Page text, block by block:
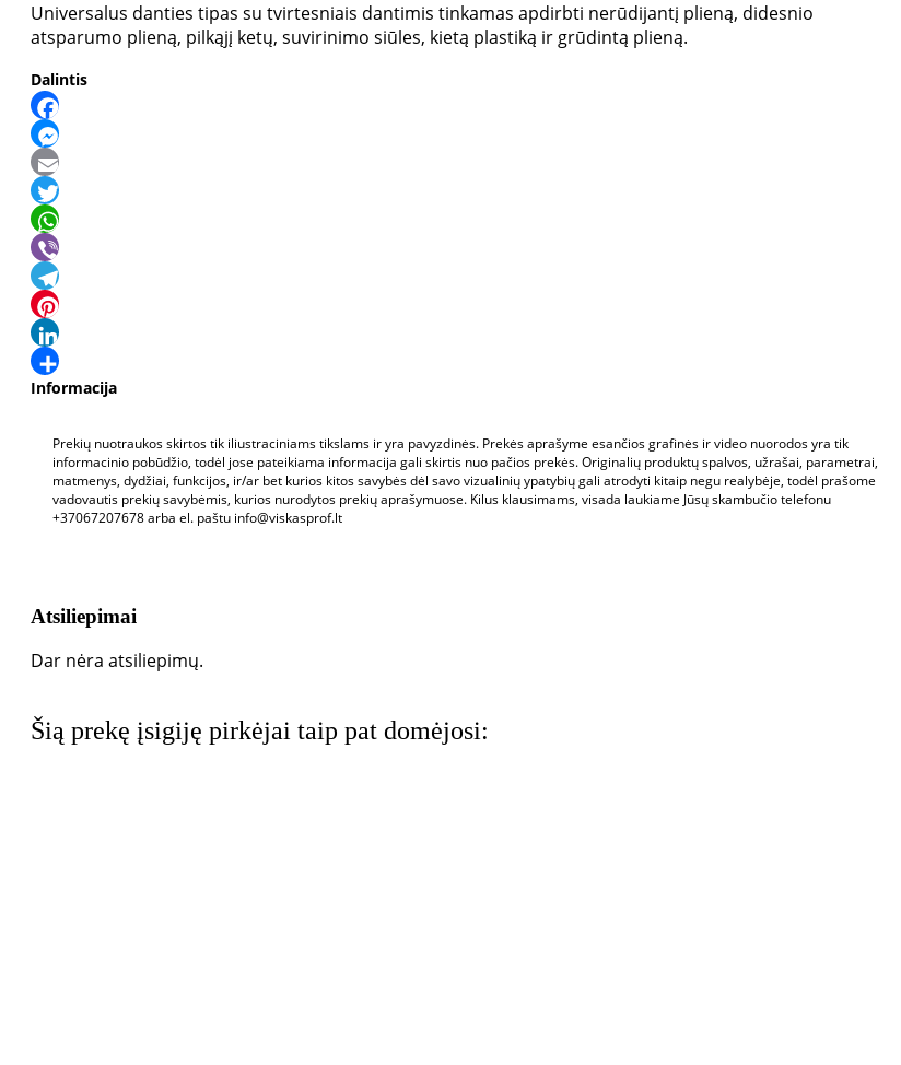
Universalus danties tipas su tvirtesniais dantimis tinkamas apdirbti nerūdijantį plieną, didesnio
atsparumo plieną, pilkąjį ketų, suvirinimo siūles, kietą plastiką ir grūdintą plieną.
Dalintis
Facebook
Messenger
Email
Twitter
WhatsApp
Viber
Telegram
Pinterest
LinkedIn
Share
Informacija
Prekių nuotraukos skirtos tik iliustraciniams tikslams ir yra pavyzdinės. Prekės aprašyme esančios grafinės ir video nuorodos yra tik
informacinio pobūdžio, todėl jose pateikiama informacija gali skirtis nuo pačios prekės. Originalių produktų spalvos, užrašai, parametrai,
matmenys, dydžiai, funkcijos, ir/ar bet kurios kitos savybės dėl savo vizualinių ypatybių gali atrodyti kitaip negu realybėje, todėl prašome
vadovautis prekių savybėmis, kurios nurodytos prekių aprašymuose. Kilus klausimams, visada laukiame Jūsų skambučio telefonu
+37067207678 arba el. paštu info@viskasprof.lt
Atsiliepimai
Dar nėra atsiliepimų.
Šią prekę įsigiję pirkėjai taip pat domėjosi: